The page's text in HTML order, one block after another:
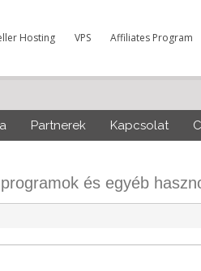
Hosting VPS Affiliates Program
Partnerek Kapcsolat
és egyéb